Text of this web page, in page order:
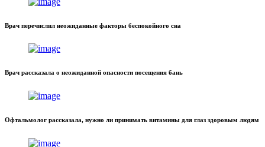
Врач перечислил неожиданные факторы беспокойного сна
Врач рассказала о неожиданной опасности посещения бань
Офтальмолог рассказала, нужно ли принимать витамины для глаз здоровым людям